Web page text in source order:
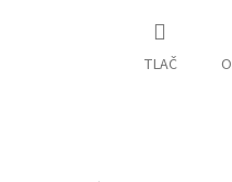
TLAČ